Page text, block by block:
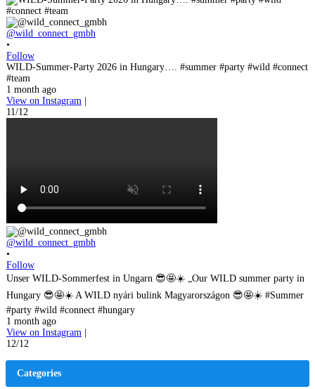
@wild_connect_gmbh
•
Follow
WILD-Summer-Party 2026 in Hungary…. #summer #party #wild #connect
#team
1 month ago
View on Instagram |
11/12
@wild_connect_gmbh
•
Follow
Unser WILD-Sommerfest in Ungarn 😎🤩☀️ „Our WILD summer party in
Hungary 😎🤩☀️ A WILD nyári bulink Magyarországon 😎🤩☀️ #Summer
#party #wild #connect #hungary
1 month ago
View on Instagram |
12/12
Categories